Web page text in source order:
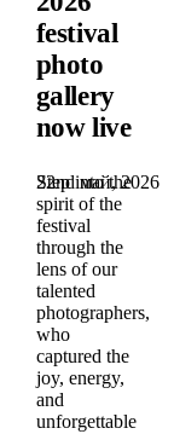
festival
photo
gallery
now live
22nd май, 2026
Step into the
spirit of the
festival
through the
lens of our
talented
photographers,
who
captured the
joy, energy,
and
unforgettable